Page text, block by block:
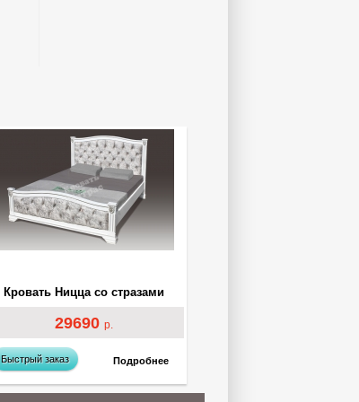
29690 р.
Кровать Ницца со стразами
Подробнее
Быстрый заказ